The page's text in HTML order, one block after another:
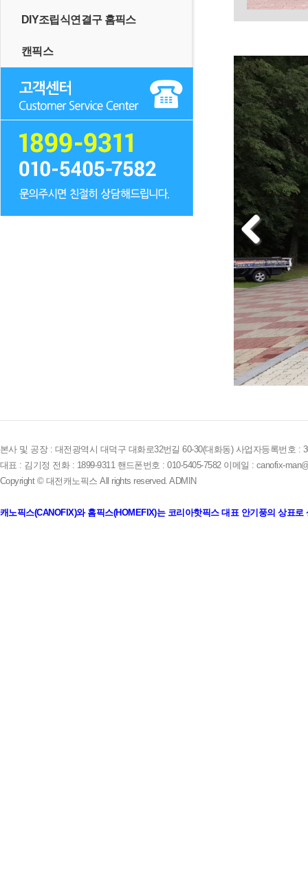
DIY조립식연결구 홈픽스
캔픽스
본사 및 공장 : 대전광역시 대덕구 대화로32번길 60-30(대화동) 사업자등록번호 :
대표 : 김기정 전화 : 1899-9311 핸드폰번호 : 010-5405-7582 이메일 : canofix-
Copyright © 대전캐노픽스 All rights reserved.ADMIN
캐노픽스(CANOFIX)와 홈픽스(HOMEFIX)는 코리아핫픽스 대표 안기풍의 상표